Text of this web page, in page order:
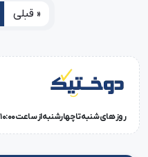
« قبلی
روز های شنبه تا چهارشنبه از ساعت 10:00 الی 18:00 و روز پنجشنبه ساعت 10:00 الی 15:00